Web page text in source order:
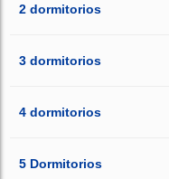
2 dormitorios
3 dormitorios
4 dormitorios
5 Dormitorios